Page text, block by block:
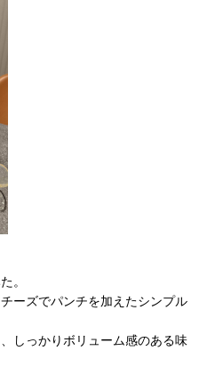
。
ーズでパンチを加えたシンプル
しっかりボリューム感のある味